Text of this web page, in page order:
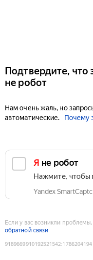
Подтвердите, что
не робот
Нам очень жаль, но
автоматические.
Почему
Я не робот
Нажмите, чтобы
Yandex
Если у вас возникли
обратной связи
9189669910192521542:1786204194